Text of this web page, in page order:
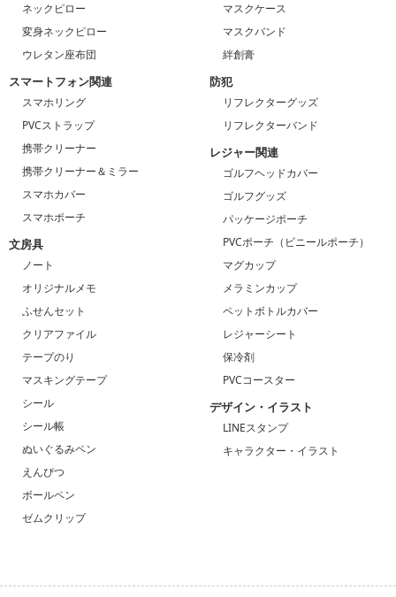
ネックピロー
変身ネックピロー
ウレタン座布団
スマートフォン関連
スマホリング
PVCストラップ
携帯クリーナー
携帯クリーナー＆ミラー
スマホカバー
スマホポーチ
文房具
ノート
オリジナルメモ
ふせんセット
クリアファイル
テープのり
マスキングテープ
シール
シール帳
ぬいぐるみペン
えんぴつ
ボールペン
ゼムクリップ
マスクケース
マスクバンド
絆創膏
防犯
リフレクターグッズ
リフレクターバンド
レジャー関連
ゴルフヘッドカバー
ゴルフグッズ
パッケージポーチ
PVCポーチ（ビニールポーチ）
マグカップ
メラミンカップ
ペットボトルカバー
レジャーシート
保冷剤
PVCコースター
デザイン・イラスト
LINEスタンプ
キャラクター・イラスト